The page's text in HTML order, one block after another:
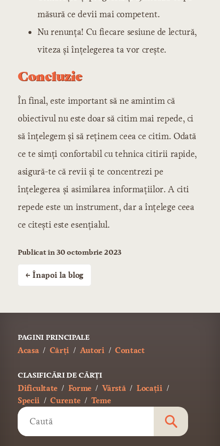
măsură ce devii mai competent.
Nu renunța! Cu fiecare sesiune de lectură,
viteza și înțelegerea ta vor crește.
Concluzie
În final, este important să ne amintim că
obiectivul nu este doar să citim mai repede, ci
să înțelegem și să reținem ceea ce citim. Odată
ce te simți confortabil cu tehnica citirii rapide,
asigură-te că revii și te concentrezi pe
înțelegerea și asimilarea informațiilor. A citi
repede este un instrument, dar a înțelege ceea
ce citești este esențialul.
Publicat în 30 octombrie 2023
← Înapoi la blog
PAGINI PRINCIPALE
Acasa Cărți Autori Contact
CLASIFICĂRI DE CĂRȚI
Dificultate Forme Vârstă
Locații
Specii
Curente Teme